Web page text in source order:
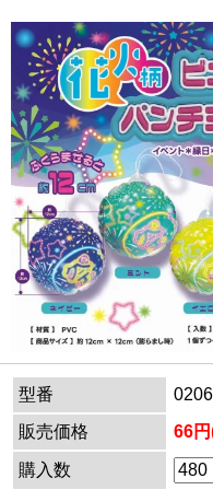
型番
販売価格
66
購入数